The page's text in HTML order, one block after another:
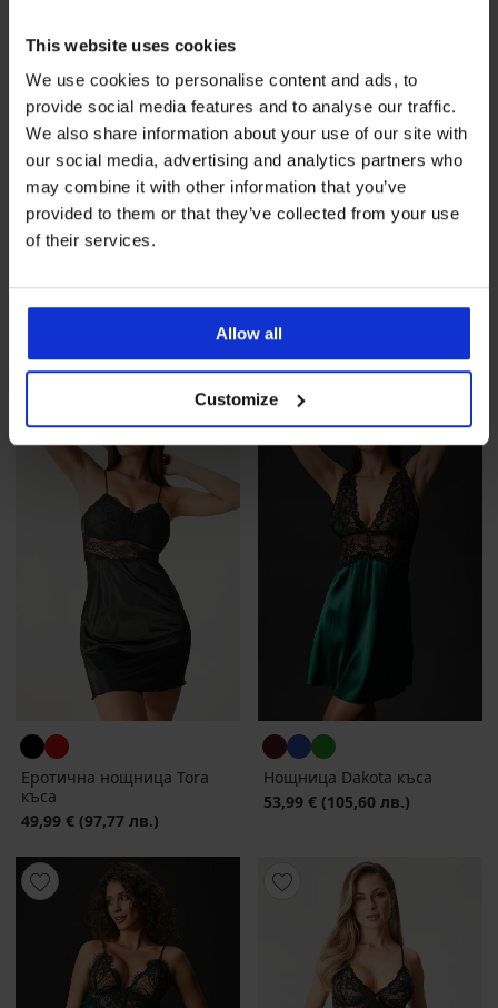
This website uses cookies
We use cookies to personalise content and ads, to
provide social media features and to analyse our traffic.
We also share information about your use of our site with
our social media, advertising and analytics partners who
may combine it with other information that you’ve
provided to them or that they’ve collected from your use
of their services.
Allow all
Customize
Нощница Dakota къса
Еротична нощница Tora
къса
49,99 € (97,77 лв.)
Нощница Dakota къса
53,99 € (105,60 лв.)